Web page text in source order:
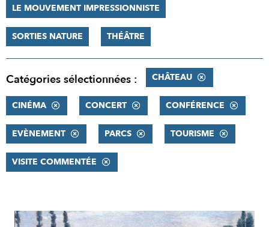
LE MOUVEMENT IMPRESSIONNISTE
SORTIES NATURE THÉÂTRE
Catégories sélectionnées : CHÂTEAU
CINÉMA CONCERT CONFÉRENCE
EVÈNEMENT PARCS TOURISME
VISITE COMMENTÉE
RÉSULTATS